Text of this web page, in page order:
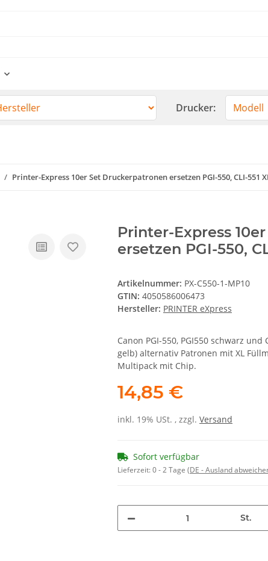
Drucker:
Printer-Express 10er Set Druckerpatronen ersetzen PGI-550, CLI-551
Printer-Express
ersetzen PGI-550,
Artikelnummer: PX-C550-1-MP10
GTIN: 4050586006473
Hersteller: PRINTER eXpress
Canon PGI-550, PGI550 schwarz
gelb) alternativ Patronen mit XL
Multipack mit Chip.
14,85 €
inkl. 19% USt. , zzgl. Versand
Sofort verfügbar
Lieferzeit:0 - 2 Tage (DE - Ausland
St.